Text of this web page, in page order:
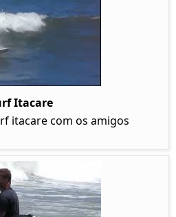
Itacare
itacare com os amigos